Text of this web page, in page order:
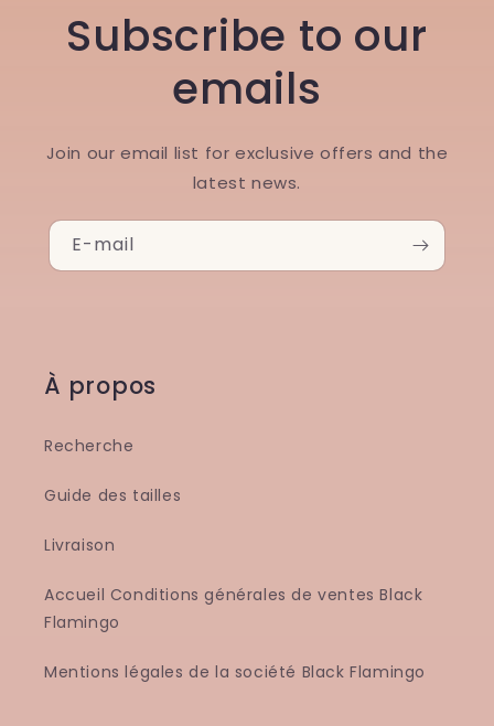
Subscribe to our
emails
Join our email list for exclusive offers and the
latest news.
E-mail
À propos
Recherche
Guide des tailles
Livraison
Accueil Conditions générales de ventes Black
Flamingo
Mentions légales de la société Black Flamingo